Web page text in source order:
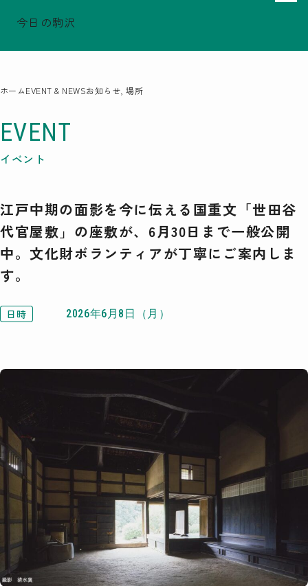
今日の駒沢
でシェア
ホームEVENT & NEWSお知らせ, 場所
EVENT
イベント
江戸中期の面影を今に伝える国重文「世田谷
代官屋敷」の座敷が、6月30日まで一般公開
中。文化財ボランティアが丁寧にご案内しま
す。
日時 2026年6月8日（月）
TODAY - 2026.08.08
特集一覧
EVENT & NEWS
COMOREVI MAP
KOMAZAWA Park Quarter
前月 202608 次月
SUN MON TUE WED THU FRI SAT
26 27 28 29 30 31
1
2
3 5 7
8